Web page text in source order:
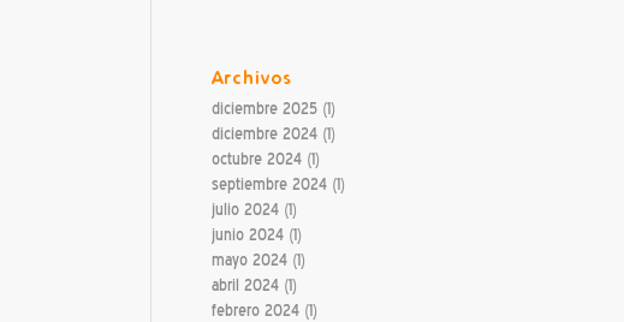
Archivos
diciembre 2025 (1)
diciembre 2024 (1)
octubre 2024 (1)
septiembre 2024 (1)
julio 2024 (1)
junio 2024 (1)
mayo 2024 (1)
abril 2024 (1)
febrero 2024 (1)